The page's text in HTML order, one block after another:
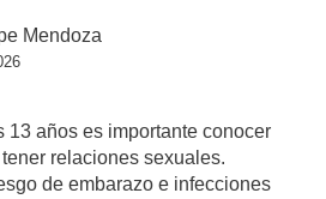
Mendoza
13 años es importante conocer
relaciones sexuales.
de embarazo e infecciones